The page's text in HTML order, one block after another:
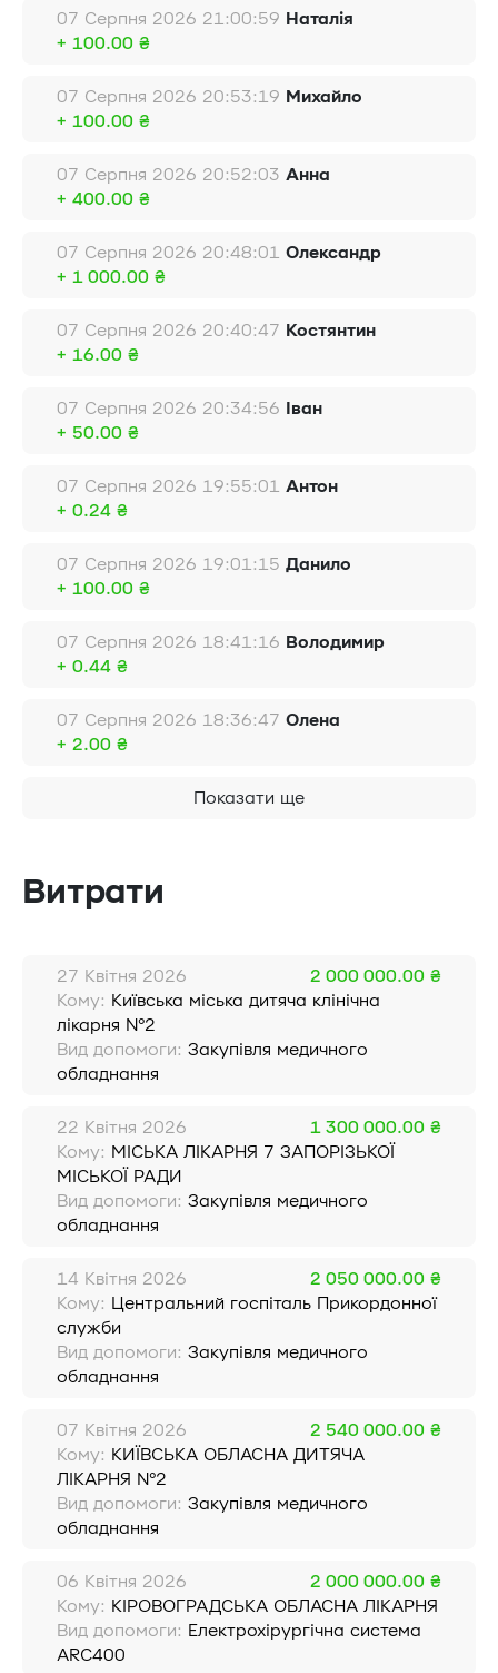
07 Серпня 2026 21:00:59 Наталія
+ 100.00 ₴
07 Серпня 2026 20:53:19 Михайло
+ 100.00 ₴
07 Серпня 2026 20:52:03 Анна
+ 400.00 ₴
07 Серпня 2026 20:48:01 Олександр
+ 1 000.00 ₴
07 Серпня 2026 20:40:47 Костянтин
+ 16.00 ₴
07 Серпня 2026 20:34:56 Іван
+ 50.00 ₴
07 Серпня 2026 19:55:01 Антон
+ 0.24 ₴
07 Серпня 2026 19:01:15 Данило
+ 100.00 ₴
07 Серпня 2026 18:41:16 Володимир
+ 0.44 ₴
07 Серпня 2026 18:36:47 Олена
+ 2.00 ₴
Показати ще
Витрати
27 Квітня 2026
2 000 000.00 ₴
Кому: Київська міська дитяча клінічна
лікарня №2
Вид допомоги: Закупівля медичного
обладнання
22 Квітня 2026
1 300 000.00 ₴
Кому: МІСЬКА ЛІКАРНЯ 7 ЗАПОРІЗЬКОЇ
МІСЬКОЇ РАДИ
Вид допомоги: Закупівля медичного
обладнання
14 Квітня 2026
2 050 000.00 ₴
Кому: Центральний госпіталь Прикордонної
служби
Вид допомоги: Закупівля медичного
обладнання
07 Квітня 2026
2 540 000.00 ₴
Кому: КИЇВСЬКА ОБЛАСНА ДИТЯЧА
ЛІКАРНЯ №2
Вид допомоги: Закупівля медичного
обладнання
06 Квітня 2026
2 000 000.00 ₴
Кому: КІРОВОГРАДСЬКА ОБЛАСНА ЛІКАРНЯ
Вид допомоги: Електрохірургічна система
ARC400